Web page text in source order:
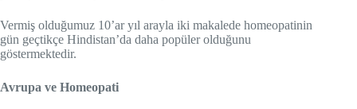
Vermiş olduğumuz 10’ar yıl arayla iki makalede homeopatinin
gün geçtikçe Hindistan’da daha popüler olduğunu
göstermektedir.
Avrupa ve Homeopati